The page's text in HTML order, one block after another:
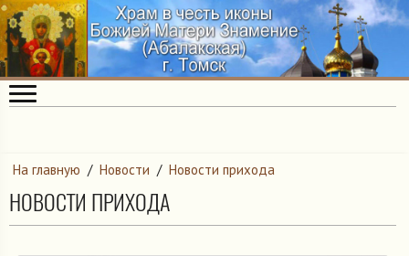
На главную / Новости / Новости прихода
НОВОСТИ ПРИХОДА